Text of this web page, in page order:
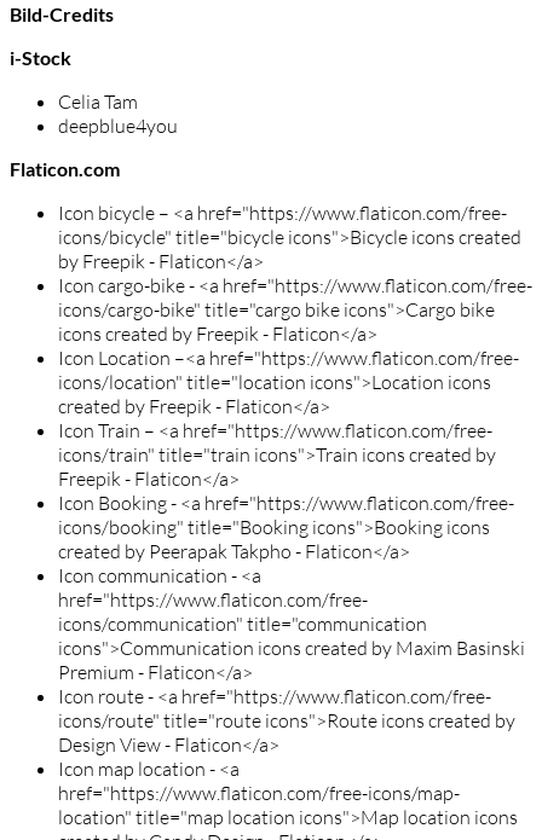
Bild-Credits
i-Stock
Celia Tam
deepblue4you
Flaticon.com
Icon bicycle – <a href="https://www.flaticon.com/free-
icons/bicycle" title="bicycle icons">Bicycle icons created
by Freepik - Flaticon</a>
Icon cargo-bike - <a href="https://www.flaticon.com/free-
icons/cargo-bike" title="cargo bike icons">Cargo bike
icons created by Freepik - Flaticon</a>
Icon Location –<a href="https://www.flaticon.com/free-
icons/location" title="location icons">Location icons
created by Freepik - Flaticon</a>
Icon Train – <a href="https://www.flaticon.com/free-
icons/train" title="train icons">Train icons created by
Freepik - Flaticon</a>
Icon Booking - <a href="https://www.flaticon.com/free-
icons/booking" title="Booking icons">Booking icons
created by Peerapak Takpho - Flaticon</a>
Icon communication - <a
href="https://www.flaticon.com/free-
icons/communication" title="communication
icons">Communication icons created by Maxim Basinski
Premium - Flaticon</a>
Icon route - <a href="https://www.flaticon.com/free-
icons/route" title="route icons">Route icons created by
Design View - Flaticon</a>
Icon map location - <a
href="https://www.flaticon.com/free-icons/map-
location" title="map location icons">Map location icons